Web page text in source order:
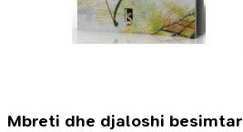
Mbreti dhe djaloshi besimtar